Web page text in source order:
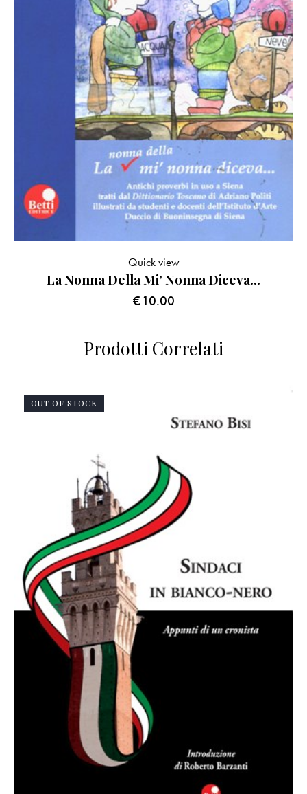
La Nonna Della Mi’ Nonna Diceva…
€10.00
Quick view
Prodotti Correlati
OUT OF STOCK